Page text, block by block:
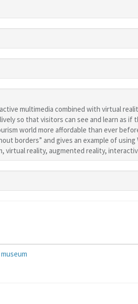
multimedia combined with virtual
so that visitors can see and learn as
world more affordable than ever
borders” and gives an example of
virtual reality, augmented reality,